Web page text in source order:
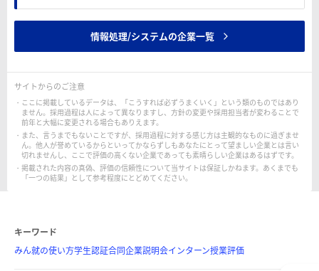
情報処理/システムの企業一覧
サイトからのご注意
ここに掲載しているデータは、「こうすれば必ずうまくいく」という類のものではあり
ません。採用過程は人によって異なりますし、方針の変更や採用担当者が変わることで
前年と大幅に変更される場合もありえます。
また、言うまでもないことですが、採用過程に対する感じ方は主観的なものに過ぎませ
ん。他人が誉めているからといってかならずしもあなたにとって望ましい企業とは言い
切れませんし、ここで評価の高くない企業であっても素晴らしい企業はあるはずです。
掲載された内容の真偽、評価の信頼性について当サイトは保証しかねます。あくまでも
「一つの結果」として参考程度にとどめてください。
キーワード
みん就の使い方学生認証合同企業説明会インターン授業評価